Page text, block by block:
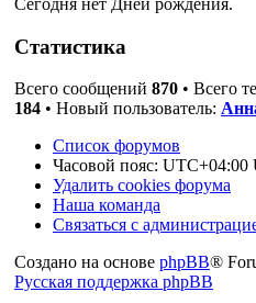
Сегодня нет Дней рождения.
Статистика
Всего сообщений 870 • Всего
184 • Новый пользователь:
Список форумов
Часовой пояс: UTC+04:00
Удалить cookies форума
Наша команда
Связаться с
Создано на основе phpBB®
Русская поддержка phpBB